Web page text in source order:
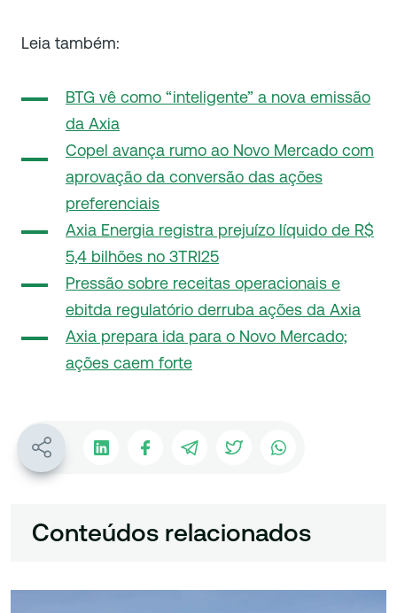
Leia também:
BTG vê como “inteligente” a nova emissão
da Axia
Copel avança rumo ao Novo Mercado com
aprovação da conversão das ações
preferenciais
Axia Energia registra prejuízo líquido de R$
5,4 bilhões no 3TRI25
Pressão sobre receitas operacionais e
ebitda regulatório derruba ações da Axia
Axia prepara ida para o Novo Mercado;
ações caem forte
Conteúdos relacionados